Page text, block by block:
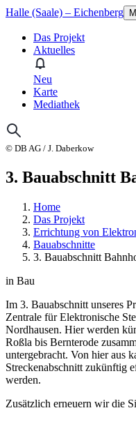
Halle (Saale) – Eichenberg
Das Projekt
Aktuelles
Neu
Karte
Mediathek
© DB AG / J. Daberkow
3. Bauabschnitt
Home
Das Projekt
Errichtung von
Bauabschnitte
3. Bauabschnitt
in Bau
Im 3. Bauabschnitt unseres
Zentrale für Elektronische
Nordhausen. Hier werden
Roßla bis Bernterode
untergebracht. Von hier aus
Streckenabschnitt zukünftig
werden.
Zusätzlich erneuern wir die